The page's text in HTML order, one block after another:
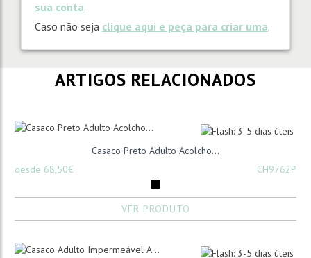
sua conta.
Caso não seja clique aqui e peça para criar uma.
ARTIGOS RELACIONADOS
Casaco Preto Adulto Acolcho...
desde 68,50€
CH9762P
VER PRODUTO